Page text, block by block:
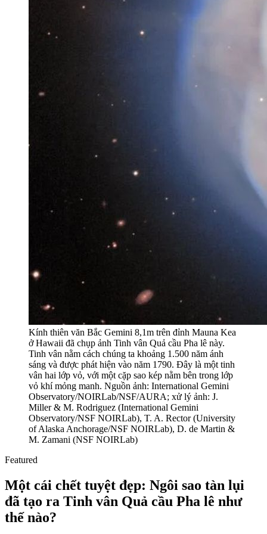
Kính thiên văn Bắc Gemini 8,1m trên đỉnh Mauna Kea
ở Hawaii đã chụp ảnh Tinh vân Quả cầu Pha lê này.
Tinh vân nằm cách chúng ta khoảng 1.500 năm ánh
sáng và được phát hiện vào năm 1790. Đây là một tinh
vân hai lớp vỏ, với một cặp sao kép nằm bên trong lớp
vỏ khí mỏng manh. Nguồn ảnh: International Gemini
Observatory/NOIRLab/NSF/AURA; xử lý ảnh: J.
Miller & M. Rodriguez (International Gemini
Observatory/NSF NOIRLab), T. A. Rector (University
of Alaska Anchorage/NSF NOIRLab), D. de Martin &
M. Zamani (NSF NOIRLab)
Featured
Một cái chết tuyệt đẹp: Ngôi sao tàn lụi
đã tạo ra Tinh vân Quả cầu Pha lê như
thế nào?